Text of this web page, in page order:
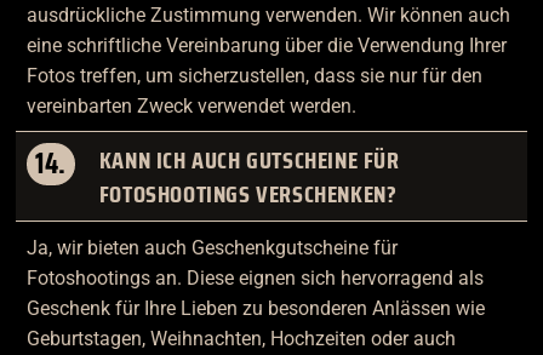
ausdrückliche Zustimmung verwenden. Wir können auch
eine schriftliche Vereinbarung über die Verwendung Ihrer
Fotos treffen, um sicherzustellen, dass sie nur für den
vereinbarten Zweck verwendet werden.
14.
KANN ICH AUCH GUTSCHEINE FÜR
FOTOSHOOTINGS VERSCHENKEN?
Ja, wir bieten auch Geschenkgutscheine für
Fotoshootings an. Diese eignen sich hervorragend als
Geschenk für Ihre Lieben zu besonderen Anlässen wie
Geburtstagen, Weihnachten, Hochzeiten oder auch